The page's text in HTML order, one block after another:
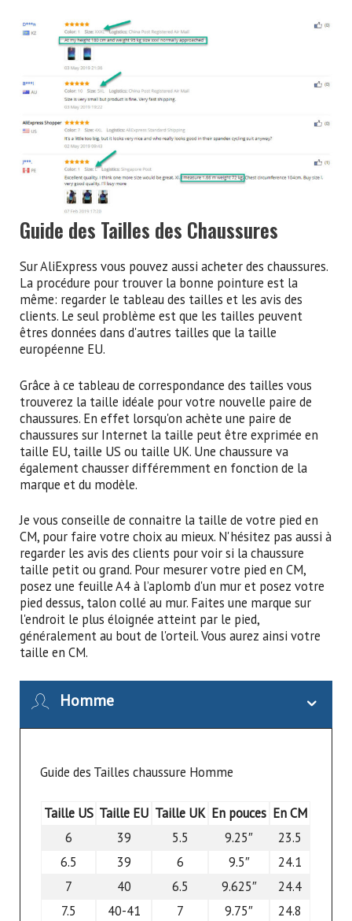
Guide des Tailles des Chaussures
Sur AliExpress vous pouvez aussi acheter des chaussures.
La procédure pour trouver la bonne pointure est la
même: regarder le tableau des tailles et les avis des
clients. Le seul problème est que les tailles peuvent
êtres données dans d'autres tailles que la taille
européenne EU.
Grâce à ce tableau de correspondance des tailles vous
trouverez la taille idéale pour votre nouvelle paire de
chaussures. En effet lorsqu'on achète une paire de
chaussures sur Internet la taille peut être exprimée en
taille EU, taille US ou taille UK. Une chaussure va
également chausser différemment en fonction de la
marque et du modèle.
Je vous conseille de connaitre la taille de votre pied en
CM, pour faire votre choix au mieux. N'hésitez pas aussi à
regarder les avis des clients pour voir si la chaussure
taille petit ou grand. Pour mesurer votre pied en CM,
posez une feuille A4 à l’aplomb d'un mur et posez votre
pied dessus, talon collé au mur. Faites une marque sur
l'endroit le plus éloignée atteint par le pied,
généralement au bout de l'orteil. Vous aurez ainsi votre
taille en CM.
Homme
Guide des Tailles chaussure Homme
Taille US Taille EU Taille UK En pouces En CM
6
39 5.5 9.25″
23.5
6.5
39 6 9.5″
24.1
7
40 6.5 9.625″
24.4
7.5
40-41 7 9.75″ 24.8